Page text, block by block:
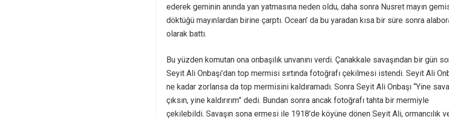
ederek geminin anında yan yatmasına neden oldu, daha sonra Nusret mayın
döktüğü mayınlardan birine çarptı. Ocean’ da bu yaradan kısa bir süre sonra
olarak battı.
Bu yüzden komutan ona onbaşılık unvanını verdi. Çanakkale savaşından bir gün
Seyit Ali Onbaşı’dan top mermisi sırtında fotoğrafı çekilmesi istendi. Seyit Ali
ne kadar zorlansa da top mermisini kaldıramadı. Sonra Seyit Ali Onbaşı “Yine
çıksın, yine kaldırırım” dedi. Bundan sonra ancak fotoğrafı tahta bir mermiyle
çekilebildi. Savaşın sona ermesi ile 1918’de köyüne dönen Seyit Ali, ormancılık